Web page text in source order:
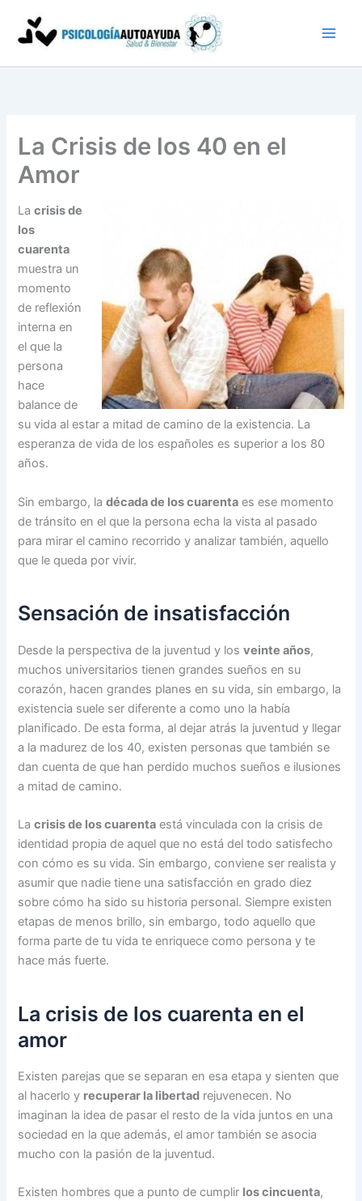
contenido
La Crisis de los 40 en el
Amor
Lacrisis de
los
cuarenta
muestra un
momento
de reflexión
interna en
el que la
persona
hace
balance de
su vida al estar a mitad de camino de la existencia. La
esperanza de vida de los españoles es superior a los 80
años.
Sin embargo, ladécada de los cuarenta es ese momento
de tránsito en el que la persona echa la vista al pasado
para mirar el camino recorrido y analizar también, aquello
que le queda por vivir.
Sensación de insatisfacción
Desde la perspectiva de la juventud y losveinte años,
muchos universitarios tienen grandes sueños en su
corazón, hacen grandes planes en su vida, sin embargo, la
existencia suele ser diferente a como uno la había
planificado. De esta forma, al dejar atrás la juventud y llegar
a la madurez de los 40, existen personas que también se
dan cuenta de que han perdido muchos sueños e ilusiones
a mitad de camino.
Lacrisis de los cuarenta está vinculada con la crisis de
identidad propia de aquel que no está del todo satisfecho
con cómo es su vida. Sin embargo, conviene ser realista y
asumir que nadie tiene una satisfacción en grado diez
sobre cómo ha sido su historia personal. Siempre existen
etapas de menos brillo, sin embargo, todo aquello que
forma parte de tu vida te enriquece como persona y te
hace más fuerte.
La crisis de los cuarenta en el
amor
Existen parejas que se separan en esa etapa y sienten que
al hacerlo y recuperar la libertad rejuvenecen. No
imaginan la idea de pasar el resto de la vida juntos en una
sociedad en la que además, el amor también se asocia
mucho con la pasión de la juventud.
Existen hombres que a punto de cumplir los cincuenta,